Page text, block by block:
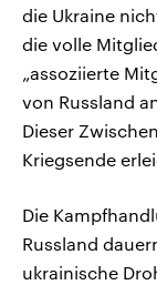
die Ukraine
die volle
„assoziierte
von Russland
Dieser
Kriegsende
Die
Russland
ukrainische